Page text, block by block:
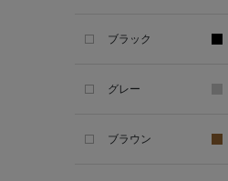
ブラック
グレー
ブラウン